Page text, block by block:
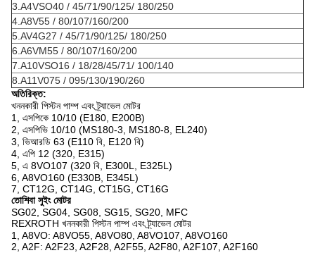
3.A4VSO40 / 45/71/90/125/ 180/250
4.A8V55 / 80/107/160/200
5.AV4G27 / 45/71/90/125/ 180/250
6.A6VM55 / 80/107/160/200
7.A10VSO16 / 18/28/45/71/ 100/140
8.A11V075 / 095/130/190/260
অতিরিক্ত:
খননকারী পিস্টন পাম্প এবং ট্র্যাভেল মোটর
1, এসপিকে 10/10 (E180, E200B)
2, এসপিভি 10/10 (MS180-3, MS180-8, EL240)
3, ভিআরডি 63 (E110 বি, E120 বি)
4, এপি 12 (320, E315)
5, এ 8VO107 (320 বি, E300L, E325L)
6, A8VO160 (E330B, E345L)
7, CT12G, CT14G, CT15G, CT16G
তোশিবা সুইং মোটর
SG02, SG04, SG08, SG15, SG20, MFC
REXROTH খননকারী পিস্টন পাম্প এবং ট্র্যাভেল মোটর
1, A8VO: A8VO55, A8VO80, A8VO107, A8VO160
2, A2F: A2F23, A2F28, A2F55, A2F80, A2F107, A2F160